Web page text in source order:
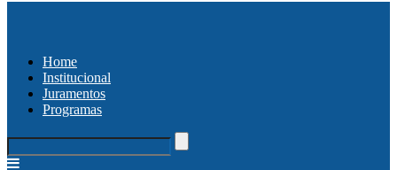
Home
Institucional
Juramentos
Programas